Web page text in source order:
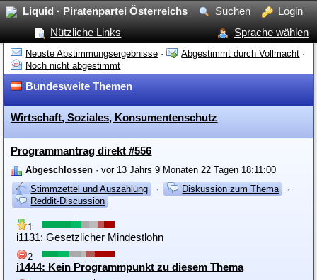
Liquid · Piratenpartei Österreichs Suchen
Login
Nützliche Links
Sprache wählen
Neuste Abstimmungsergebnisse · Abgestimmt durch Vollmacht ·
Noch nicht abgestimmt
Bundesweite Themen
Wirtschaft, Soziales, Konsumentenschutz
Programmantrag direkt #556
Abgeschlossen · vor 13 Jahrs 9 Monaten 22 Tagen 18:11:00
Stimmzettel und Auszählung
· Diskussion zum Thema
·
Reddit-Discussion
1
i1131: Gesetzlicher Mindestlohn
2
i1444: Kein Programmpunkt zu diesem Thema